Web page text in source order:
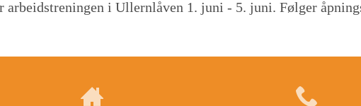
i Ullernlåven 1. juni - 5. juni. Følger